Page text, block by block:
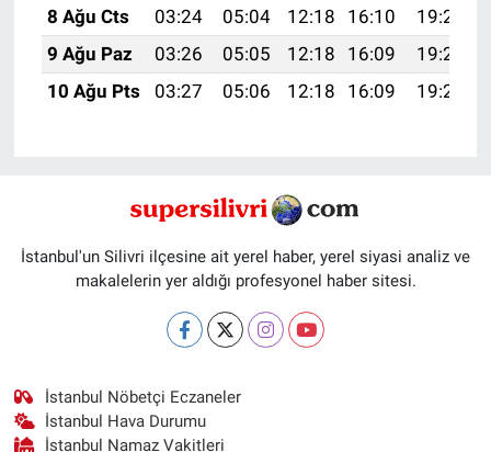
8 Ağu Cts
03:24 05:04 12:18 16:10 19:23
9 Ağu Paz
03:26 05:05 12:18 16:09 19:22
10 Ağu Pts
03:27 05:06 12:18 16:09 19:20
İstanbul'un Silivri ilçesine ait yerel haber, yerel siyasi analiz ve
makalelerin yer aldığı profesyonel haber sitesi.
İstanbul Nöbetçi Eczaneler
İstanbul Hava Durumu
İstanbul Namaz Vakitleri